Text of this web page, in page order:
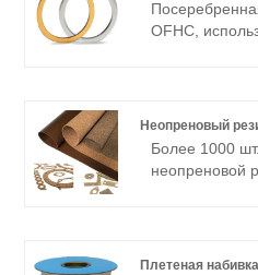
соответствии
OFHC,
нами, если
Неопреновый
Более 1000
неопреновой
из
Плетеная